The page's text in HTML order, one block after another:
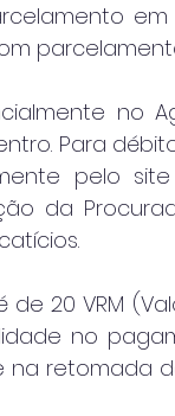
no
Para
pelo
da
20 VRM
no
retomada